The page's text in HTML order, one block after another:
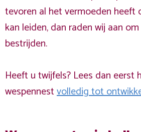
tevoren al het vermoeden
kan leiden, dan raden wij aan
bestrijden.
Heeft u twijfels? Lees dan eerst
wespennestvolledig tot